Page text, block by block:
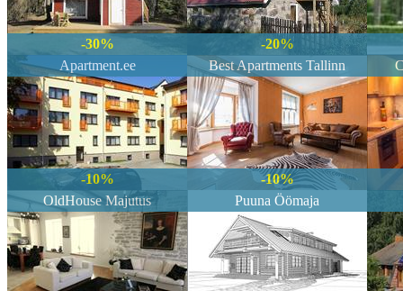
-30%
-20%
Apartment.ee
-10%
Best Apartments Tallinn
-10%
OldHouse Majutus Puuna Öömaja